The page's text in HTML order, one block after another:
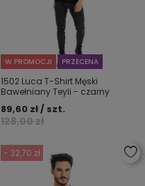
W PROMOCJI PRZECENA
1502 Luca T-Shirt Męski
Bawełniany Teyli - czarny
128,00 zł
89,60 zł / szt.
- 32,70 zł